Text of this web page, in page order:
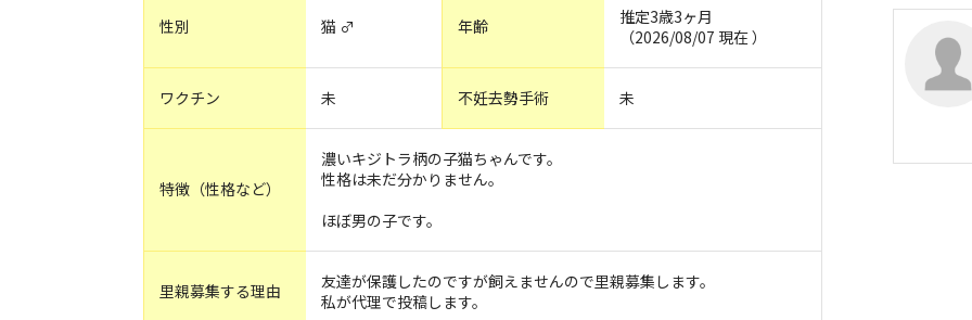
性別 猫 ♂ 年齢
推定3歳3ヶ月
（2026/08/07 現在 ）
ワクチン 未 不妊去勢手術 未
特徴（性格など）
濃いキジトラ柄の子猫ちゃんです。
性格は未だ分かりません。
ほぼ男の子です。
里親募集する理由
友達が保護したのですが飼えませんので里親募集します。
私が代理で投稿します。